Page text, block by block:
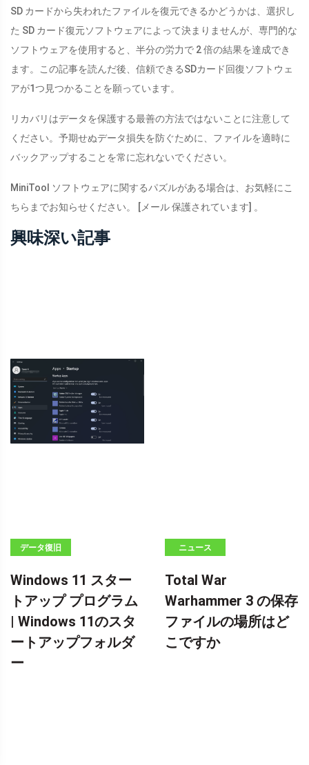
SD カードから失われたファイルを復元できるかどうかは、選択し
た SD カード復元ソフトウェアによって決まりませんが、専門的な
ソフトウェアを使用すると、半分の労力で 2 倍の結果を達成でき
ます。この記事を読んだ後、信頼できるSDカード回復ソフトウェ
アが1つ見つかることを願っています。
リカバリはデータを保護する最善の方法ではないことに注意して
ください。予期せぬデータ損失を防ぐために、ファイルを適時に
バックアップすることを常に忘れないでください。
MiniTool ソフトウェアに関するパズルがある場合は、お気軽にこ
ちらまでお知らせください。
[メール 保護されています] 。
興味深い記事
データ復旧
Windows 11 スター
トアップ プログラム
| Windows 11のスタ
ートアップフォルダ
ー
ニュース
Total War
Warhammer 3 の保存
ファイルの場所はど
こですか